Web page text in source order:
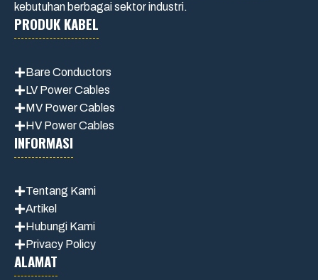
kebutuhan berbagai sektor industri.
PRODUK KABEL
Bare Conductors
LV Power Cables
MV Power Cables
HV Power Cables
INFORMASI
Tentang Kami
Artikel
Hubungi Kami
Privacy Policy
ALAMAT